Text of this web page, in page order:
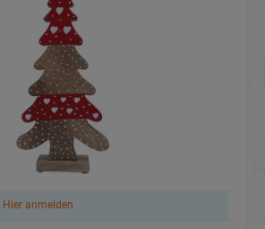
Hier anmelden